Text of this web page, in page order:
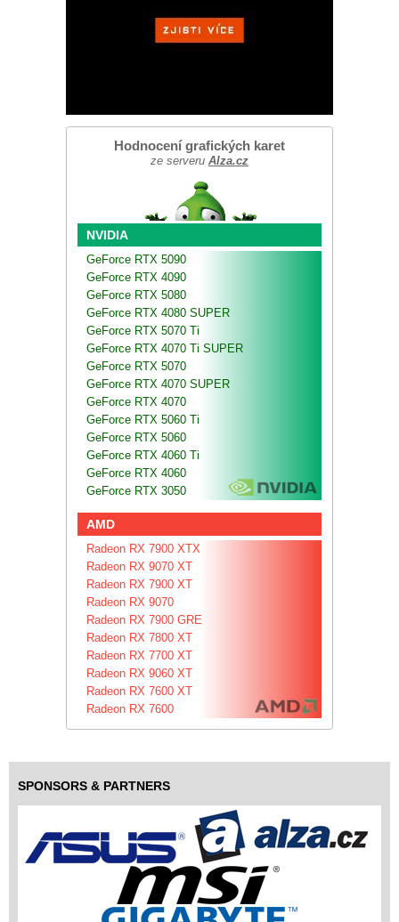
Hodnocení grafických karet
ze serveru Alza.cz
NVIDIA
GeForce RTX 5090
GeForce RTX 4090
GeForce RTX 5080
GeForce RTX 4080 SUPER
GeForce RTX 5070 Ti
GeForce RTX 4070 Ti SUPER
GeForce RTX 5070
GeForce RTX 4070 SUPER
GeForce RTX 4070
GeForce RTX 5060 Ti
GeForce RTX 5060
GeForce RTX 4060 Ti
GeForce RTX 4060
GeForce RTX 3050
AMD
Radeon RX 7900 XTX
Radeon RX 9070 XT
Radeon RX 7900 XT
Radeon RX 9070
Radeon RX 7900 GRE
Radeon RX 7800 XT
Radeon RX 7700 XT
Radeon RX 9060 XT
Radeon RX 7600 XT
Radeon RX 7600
SPONSORS & PARTNERS